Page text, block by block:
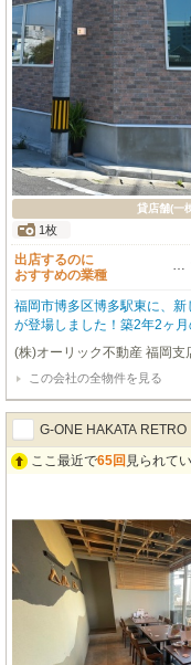
貸店舗(一
1枚
出店するのに
おすすめの業種
…
福岡市博多区博多駅東に、
が登場しました！築2年2ヶ
クセス抜群の立地が魅力で
様にとっても大変便利な場所
トアなどが徒歩1分圏内に揃
う。広々とした175.93㎡の
り、初期費用を抑えてすぐに
(株)オーリック不動産 福岡支
この会社の全物件を見る
G-ONE HAKATA
ここ最近で65回 見られて